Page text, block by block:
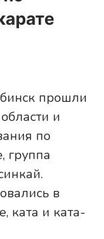
прошли
и
по
группа
в
ката и ката-